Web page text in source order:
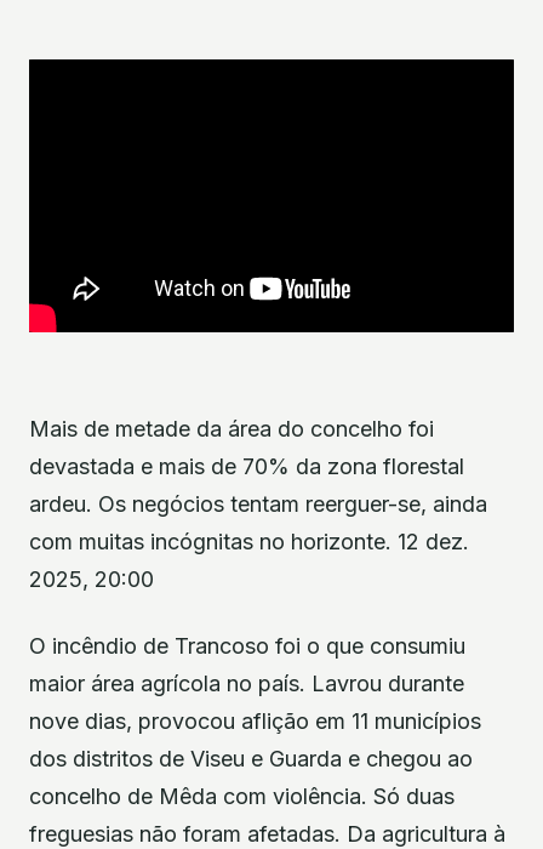
Mais de metade da área do concelho foi
devastada e mais de 70% da zona florestal
ardeu. Os negócios tentam reerguer-se, ainda
com muitas incógnitas no horizonte. 12 dez.
2025, 20:00
O incêndio de Trancoso foi o que consumiu
maior área agrícola no país. Lavrou durante
nove dias, provocou aflição em 11 municípios
dos distritos de Viseu e Guarda e chegou ao
concelho de Mêda com violência. Só duas
freguesias não foram afetadas. Da agricultura à